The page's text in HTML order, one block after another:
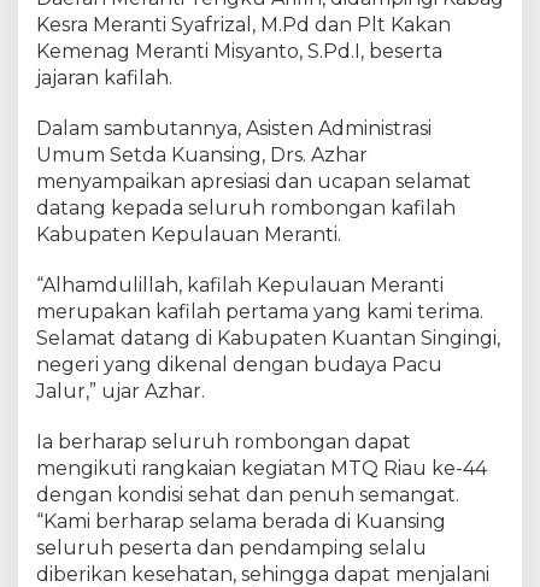
i
R
o
o
n
g
a
n
P
r
t
a
m
a
a
n
g
D
i
s
Kesra Meranti Syafrizal, M.Pd dan Plt Kakan
Kemenag Meranti Misyanto, S.Pd.I, beserta
jajaran kafilah.
Dalam sambutannya, Asisten Administrasi
Umum Setda Kuansing, Drs. Azhar
menyampaikan apresiasi dan ucapan selamat
datang kepada seluruh rombongan kafilah
Kabupaten Kepulauan Meranti.
“Alhamdulillah, kafilah Kepulauan Meranti
merupakan kafilah pertama yang kami terima.
Selamat datang di Kabupaten Kuantan Singingi,
negeri yang dikenal dengan budaya Pacu
Jalur,” ujar Azhar.
Ia berharap seluruh rombongan dapat
mengikuti rangkaian kegiatan MTQ Riau ke-44
dengan kondisi sehat dan penuh semangat.
“Kami berharap selama berada di Kuansing
seluruh peserta dan pendamping selalu
diberikan kesehatan, sehingga dapat menjalani